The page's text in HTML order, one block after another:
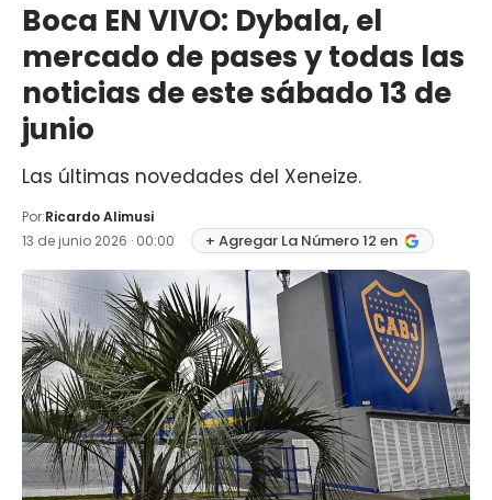
Boca EN VIVO: Dybala, el
mercado de pases y todas las
noticias de este sábado 13 de
junio
Las últimas novedades del Xeneize.
Por:Ricardo Alimusi
13 de junio 2026 · 00:00
+ Agregar La Número 12 en